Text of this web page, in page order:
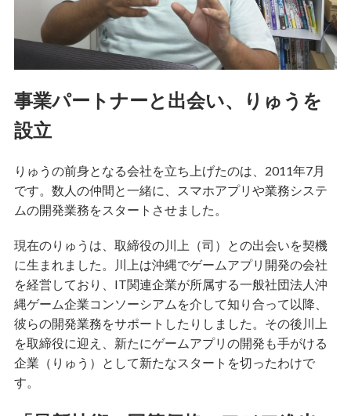
事業パートナーと出会い、りゅうを
設立
りゅうの前身となる会社を立ち上げたのは、2011年7月
です。数人の仲間と一緒に、スマホアプリや業務システ
ムの開発業務をスタートさせました。
現在のりゅうは、取締役の川上（司）との出会いを契機
に生まれました。川上は沖縄でゲームアプリ開発の会社
を経営しており、IT関連企業が所属する一般社団法人沖
縄ゲーム企業コンソーシアムを介して知り合って以降、
彼らの開発業務をサポートしたりしました。その後川上
を取締役に迎え、新たにゲームアプリの開発も手がける
企業（りゅう）として新たなスタートを切ったわけで
す。